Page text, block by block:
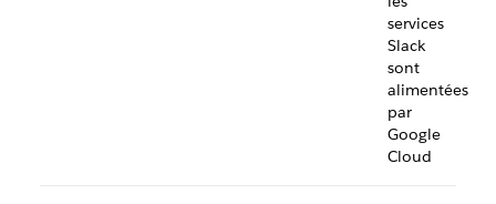
services
Slack
sont
alimentées
par
Google
Cloud